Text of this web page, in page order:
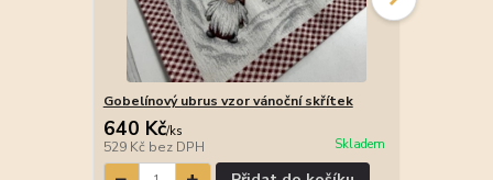
Gobelínový ubrus vzor vánoční skřítek
640 Kč/ks
529 Kč bez DPH Skladem